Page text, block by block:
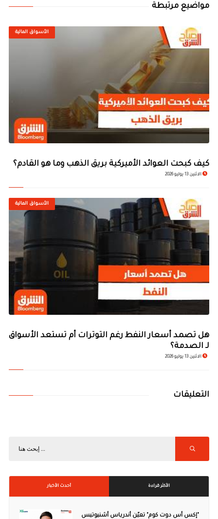
مواضيع مرتبطة
الأسواق المالية
كيف كبحت العوائد الأميركية بريق الذهب وما هو القادم؟
الاثنين 13 يوليو 2026
الأسواق المالية
هل تصمد أسعار النفط رغم التوترات أم تستعد الأسواق
لـ الصدمة؟
الاثنين 13 يوليو 2026
التعليقات
الأكثر قراءة أحدث الأخبار
"إكس أس دوت كوم" تعيّن أندرياس أشنيوتيس